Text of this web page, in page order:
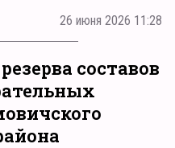
26 июня 2026 11:28
составов